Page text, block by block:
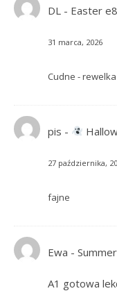
DL - Easter
31 marca, 2026
Cudne - rewelka
pis -
27 października,
fajne
Ewa -
A1 gotowa